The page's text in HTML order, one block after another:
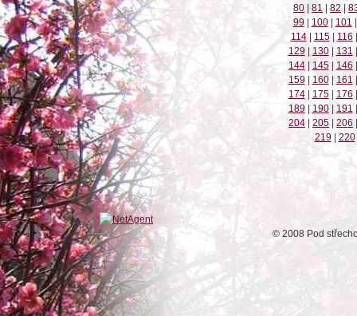
80 | 81 | 82 |
99 | 100 | 101 |
114 | 115 | 116 |
129 | 130 | 131 |
144 | 145 | 146 |
159 | 160 | 161 |
174 | 175 | 176 |
189 | 190 | 191 |
204 | 205 | 206 |
219 | 220
© 2008 Pod